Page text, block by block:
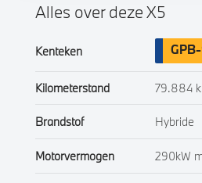
Alles over deze X5
Kenteken
Kilometerstand 79.884
Brandstof Hybride
Motorvermogen 290kW